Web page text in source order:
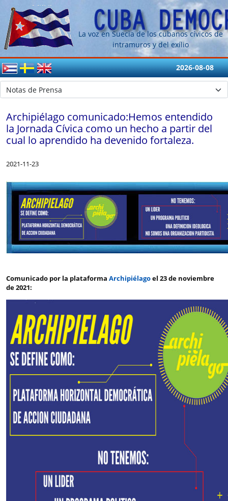
La voz en Suecia de los cubanos cívicos de
intramuros y del exílio
2026-08-08
Archipiélago comunicado:Hemos entendido
la Jornada Cívica como un hecho a partir del
cual lo aprendido ha devenido fortaleza.
2021-11-23
Comunicado por la plataforma Archipiélagoel 23 de noviembre
de 2021: